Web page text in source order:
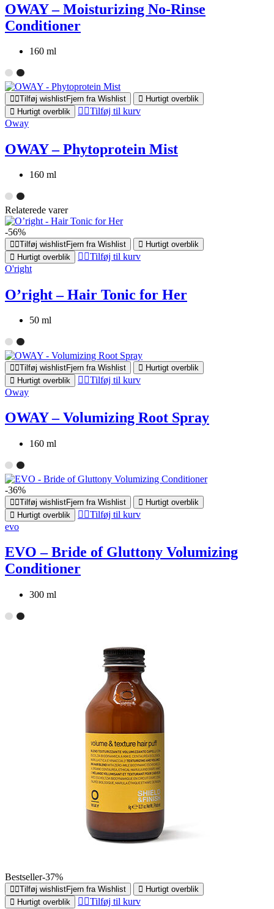
OWAY – Moisturizing No-Rinse
Conditioner
160 ml
Tilføj wishlistFjern fra Wishlist
Hurtigt overblik
Hurtigt overblik
Tilføj til kurv
Oway
OWAY – Phytoprotein Mist
160 ml
Relaterede varer
-56%
Tilføj wishlistFjern fra Wishlist
Hurtigt overblik
Hurtigt overblik
Tilføj til kurv
O'right
O’right – Hair Tonic for Her
50 ml
Tilføj wishlistFjern fra Wishlist
Hurtigt overblik
Hurtigt overblik
Tilføj til kurv
Oway
OWAY – Volumizing Root Spray
160 ml
-36%
Tilføj wishlistFjern fra Wishlist
Hurtigt overblik
Hurtigt overblik
Tilføj til kurv
evo
EVO – Bride of Gluttony Volumizing
Conditioner
300 ml
Bestseller-37%
Tilføj wishlistFjern fra Wishlist
Hurtigt overblik
Hurtigt overblik
Tilføj til kurv